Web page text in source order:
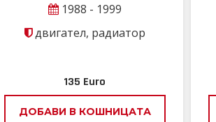
1988 - 1999
двигател, радиатор
135 Euro
ДОБАВИ В КОШНИЦАТА